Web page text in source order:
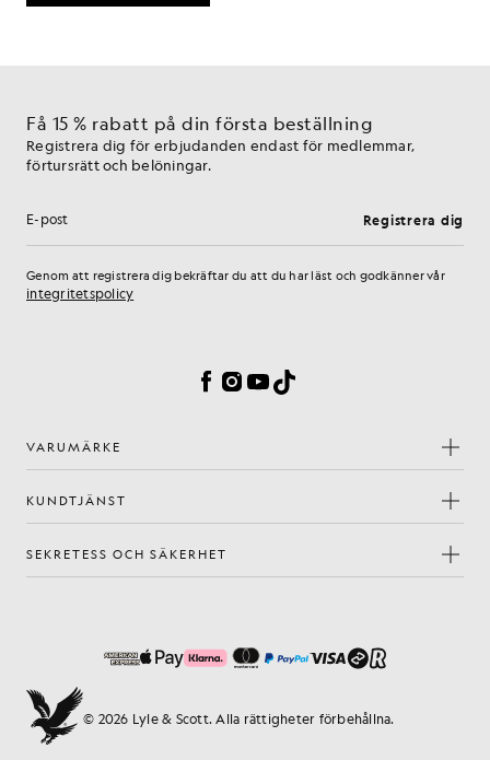
Få 15 % rabatt på din första beställning
Registrera dig för erbjudanden endast för medlemmar,
förtursrätt och belöningar.
E-postadress Registrera dig
Genom att registrera dig bekräftar du att du har läst och godkänner vår
integritetspolicy
Facebook
Instagram
YouTube
TikTok
VARUMÄRKE
KUNDTJÄNST
SEKRETESS OCH SÄKERHET
© 2026 Lyle & Scott. Alla rättigheter förbehållna.